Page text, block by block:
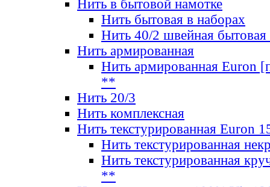
Нить в бытовой намотке
Нить бытовая в наборах
Нить 40/2 швейная бытовая
Нить армированная
Нить армированная Euron
**
Нить 20/3
Нить комплексная
Нить текстурированная Euron
Нить текстурированная
Нить текстурированная
**